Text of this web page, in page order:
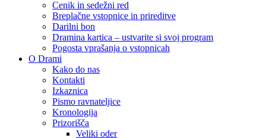
Cenik in sedežni red
Breplačne vstopnice in prireditve
Darilni bon
Dramina kartica – ustvarite si svoj program
Pogosta vprašanja o vstopnicah
O Drami
Kako do nas
Kontakti
Izkaznica
Pismo ravnateljice
Kronologija
Prizorišča
Veliki oder